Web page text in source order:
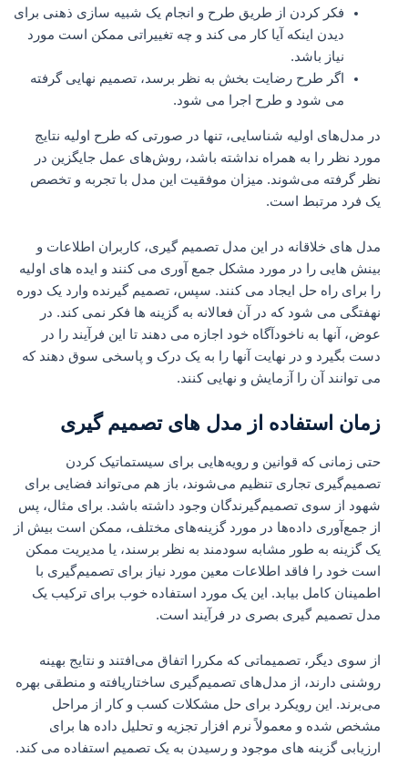
فکر کردن از طریق طرح و انجام یک شبیه سازی ذهنی برای
دیدن اینکه آیا کار می کند و چه تغییراتی ممکن است مورد
نیاز باشد.
اگر طرح رضایت بخش به نظر برسد، تصمیم نهایی گرفته
می شود و طرح اجرا می شود.
در مدل‌های اولیه شناسایی، تنها در صورتی که طرح اولیه نتایج
مورد نظر را به همراه نداشته باشد، روش‌های عمل جایگزین در
نظر گرفته می‌شوند. میزان موفقیت این مدل با تجربه و تخصص
یک فرد مرتبط است.
مدل های خلاقانه در این مدل تصمیم گیری، کاربران اطلاعات و
بینش هایی را در مورد مشکل جمع آوری می کنند و ایده های اولیه
را برای راه حل ایجاد می کنند. سپس، تصمیم گیرنده وارد یک دوره
نهفتگی می شود که در آن فعالانه به گزینه ها فکر نمی کند. در
عوض، آنها به ناخودآگاه خود اجازه می دهند تا این فرآیند را در
دست بگیرد و در نهایت آنها را به یک درک و پاسخی سوق دهند که
می توانند آن را آزمایش و نهایی کنند.
زمان استفاده از مدل های تصمیم گیری
حتی زمانی که قوانین و رویه‌هایی برای سیستماتیک کردن
تصمیم‌گیری تجاری تنظیم می‌شوند، باز هم می‌تواند فضایی برای
شهود از سوی تصمیم‌گیرندگان وجود داشته باشد. برای مثال، پس
از جمع‌آوری داده‌ها در مورد گزینه‌های مختلف، ممکن است بیش از
یک گزینه به طور مشابه سودمند به نظر برسند، یا مدیریت ممکن
است خود را فاقد اطلاعات معین مورد نیاز برای تصمیم‌گیری با
اطمینان کامل بیابد. این یک مورد استفاده خوب برای ترکیب یک
مدل تصمیم گیری بصری در فرآیند است.
از سوی دیگر، تصمیماتی که مکررا اتفاق می‌افتند و نتایج بهینه
روشنی دارند، از مدل‌های تصمیم‌گیری ساختاریافته و منطقی بهره
می‌برند. این رویکرد برای حل مشکلات کسب و کار از مراحل
مشخص شده و معمولاً نرم افزار تجزیه و تحلیل داده ها برای
ارزیابی گزینه های موجود و رسیدن به یک تصمیم استفاده می کند.